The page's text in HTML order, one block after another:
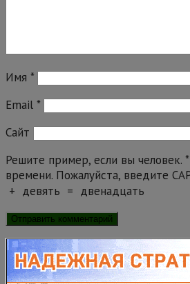
Имя *
Email *
Сайт
Решите пример, если вы человек. *
времени. Пожалуйста, введите
+ девять = двенадцать